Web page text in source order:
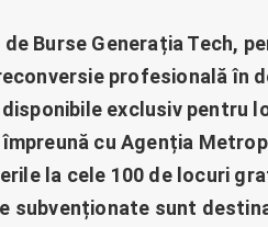
Burse Generația Tech,
profesională în
exclusiv pentru
cu Agenția
la cele 100 de locuri
subvenționate sunt